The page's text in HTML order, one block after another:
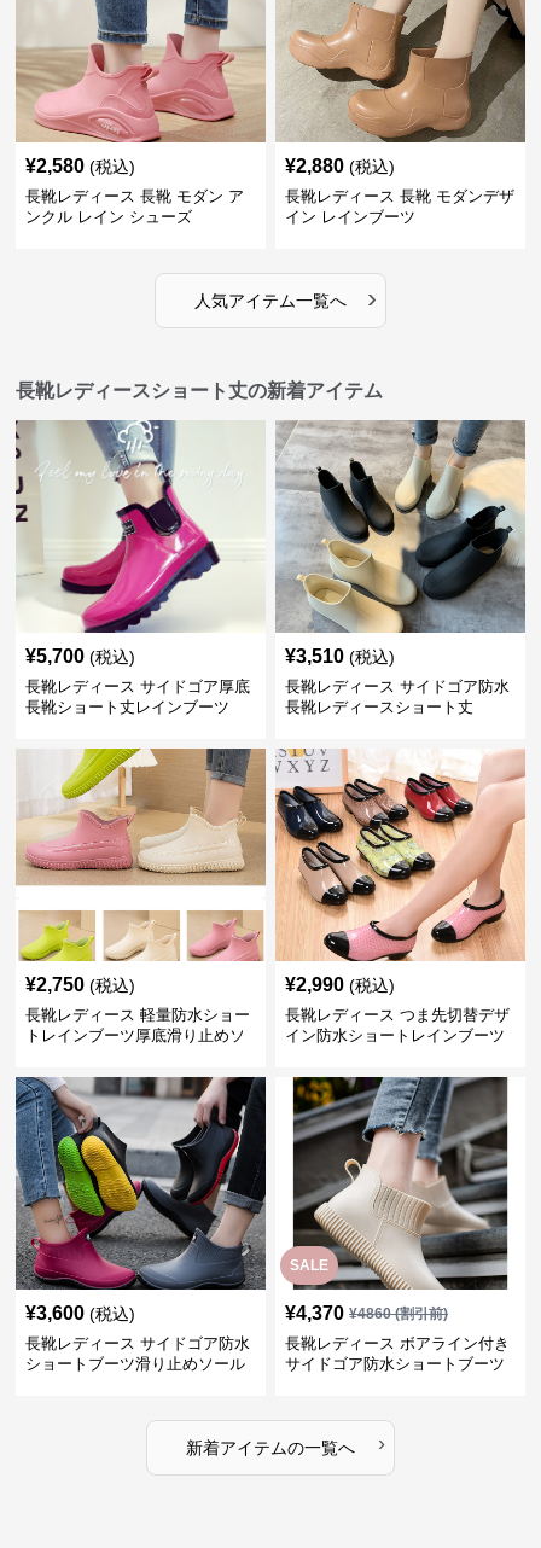
¥2,580 (税込)
長靴レディース 長靴 モダン ア
ンクル レイン シューズ
¥2,880 (税込)
長靴レディース 長靴 モダンデザ
イン レインブーツ
人気アイテム一覧へ ›
長靴レディースショート丈の新着アイテム
¥5,700 (税込)
長靴レディース サイドゴア厚底
長靴ショート丈レインブーツ
¥3,510 (税込)
長靴レディース サイドゴア防水
長靴レディースショート丈
¥2,750 (税込)
長靴レディース 軽量防水ショー
トレインブーツ厚底滑り止めソ
¥2,990 (税込)
長靴レディース つま先切替デザ
イン防水ショートレインブーツ
¥3,600 (税込)
長靴レディース サイドゴア防水
ショートブーツ滑り止めソール
SALE
¥4,370 ¥4860(割引前)
長靴レディース ボアライン付き
サイドゴア防水ショートブーツ
新着アイテムの一覧へ ›